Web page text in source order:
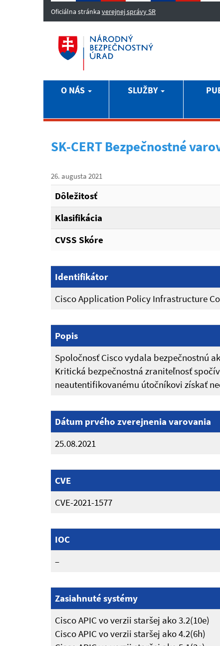
Oficiálna stránka verejnej správy SR
O NÁS SLUŽBY
SK-CERT Bezpečnostné
26. augusta 2021
Dôležitosť
Klasifikácia
CVSS Skóre
Identifikátor
Cisco Application Policy Infrastructure
Popis
Spoločnosť Cisco vydala bezpečnostnú
Kritická bezpečnostná zraniteľnosť
neautentifikovanému útočníkovi získať
Dátum prvého zverejnenia varovania
25.08.2021
CVE
CVE-2021-1577
IOC
–
Zasiahnuté systémy
Cisco APIC vo verzii staršej ako 3.2(10e)
Cisco APIC vo verzii staršej ako 4.2(6h)